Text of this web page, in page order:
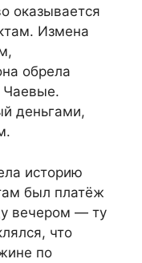
оказывается
Измена
обрела
Чаевые.
деньгами,
историю
был платёж
вечером — ту
что
по